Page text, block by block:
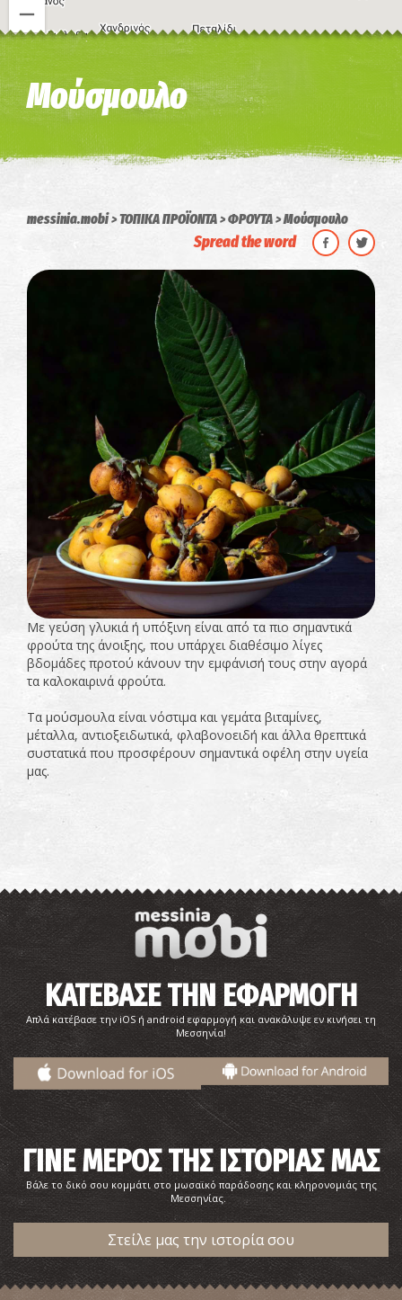
Η εικόνα ενδέχεται να υπόκειται σε πνευματικά δικαιώματα Όροι
Μούσμουλο
messinia.mobi ΤΟΠΙΚΑ ΠΡΟΪΟΝΤΑ ΦΡΟΥΤΑ Μούσμουλο
Spread the word
Με γεύση γλυκιά ή υπόξινη είναι από τα πιο σημαντικά
φρούτα της άνοιξης, που υπάρχει διαθέσιμο λίγες
βδομάδες προτού κάνουν την εμφάνισή τους στην αγορά
τα καλοκαιρινά φρούτα.
Τα μούσμουλα είναι νόστιμα και γεμάτα βιταμίνες,
μέταλλα, αντιοξειδωτικά, φλαβονοειδή και άλλα θρεπτικά
συστατικά που προσφέρουν σημαντικά οφέλη στην υγεία
μας.
ΚΑΤΕΒΑΣΕ ΤΗΝ ΕΦΑΡΜΟΓΗ
Απλά κατέβασε την iOS ή android εφαρμογή και ανακάλυψε εν κινήσει τη
Μεσσηνία!
ΓΙΝΕ ΜΕΡΟΣ ΤΗΣ ΙΣΤΟΡΙΑΣ ΜΑΣ
Βάλε το δικό σου κομμάτι στο μωσαϊκό παράδοσης και κληρονομιάς της
Μεσσηνίας.
Στείλε μας την ιστορία σου